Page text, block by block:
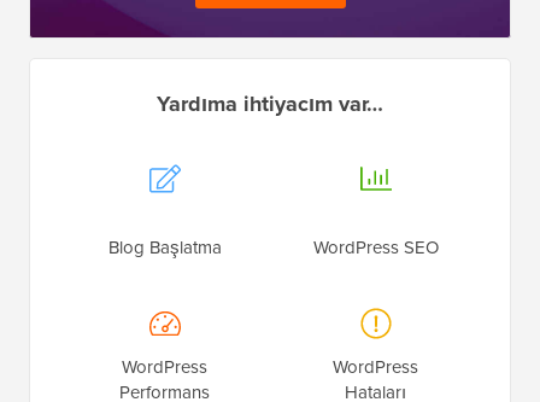
Yardıma ihtiyacım var…
Blog Başlatma WordPress SEO
WordPress
Performans
WordPress
Hataları